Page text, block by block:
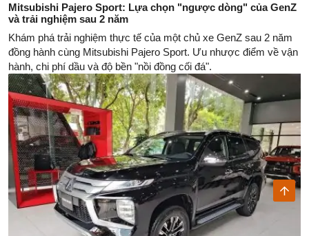
Mitsubishi Pajero Sport: Lựa chọn "ngược dòng" của GenZ
và trải nghiệm sau 2 năm
Khám phá trải nghiệm thực tế của một chủ xe GenZ sau 2 năm
đồng hành cùng Mitsubishi Pajero Sport. Ưu nhược điểm về vận
hành, chi phí dầu và độ bền "nồi đồng cối đá".